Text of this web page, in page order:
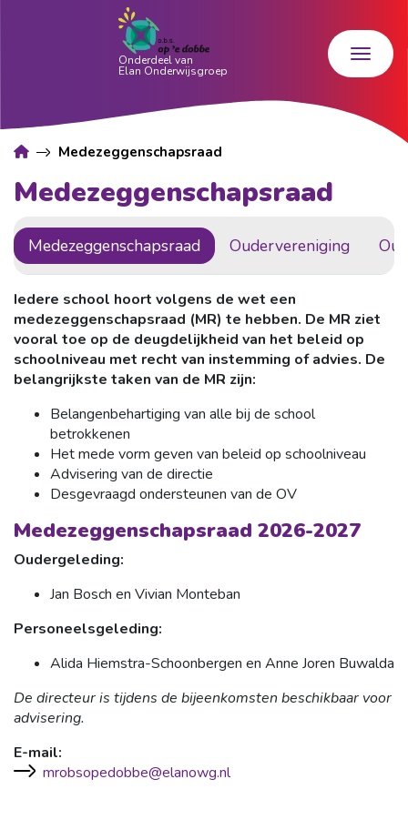
Medezeggenschapsraad
Medezeggenschapsraad
Medezeggenschapsraad Oudervereniging
Iedere school hoort volgens de wet een
medezeggenschapsraad (MR) te hebben. De MR ziet
vooral toe op de deugdelijkheid van het beleid op
schoolniveau met recht van instemming of advies. De
belangrijkste taken van de MR zijn:
Belangenbehartiging van alle bij de school
betrokkenen
Het mede vorm geven van beleid op schoolniveau
Advisering van de directie
Desgevraagd ondersteunen van de OV
Medezeggenschapsraad 2026-2027
Oudergeleding:
Jan Bosch en Vivian Monteban
Personeelsgeleding:
Alida Hiemstra-Schoonbergen en Anne Joren Buwalda
De directeur is tijdens de bijeenkomsten beschikbaar voor
advisering.
E-mail:
mrobsopedobbe@elanowg.nl